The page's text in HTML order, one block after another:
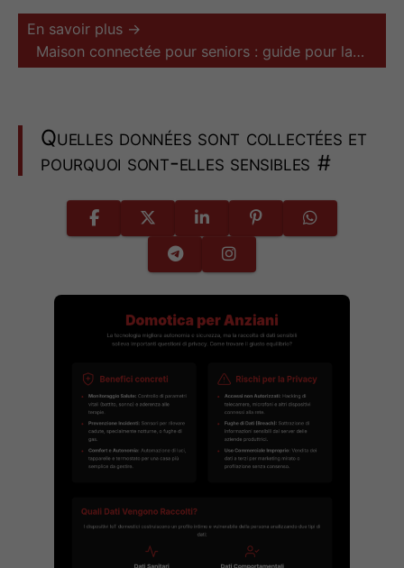
En savoir plus →
Maison connectée pour seniors : guide pour la…
Quelles données sont collectées et
pourquoi sont-elles sensibles #